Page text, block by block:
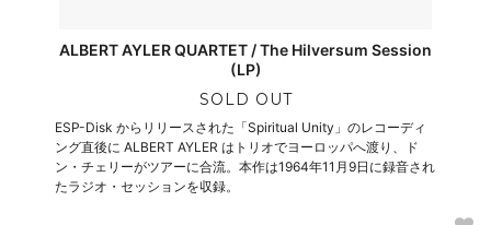
ALBERT AYLER QUARTET / The Hilversum Session
(LP)
SOLD OUT
ESP-Disk からリリースされた「Spiritual Unity」のレコーディ
ング直後に ALBERT AYLER はトリオでヨーロッパへ渡り、ド
ン・チェリーがツアーに合流。本作は1964年11月9日に録音され
たラジオ・セッションを収録。